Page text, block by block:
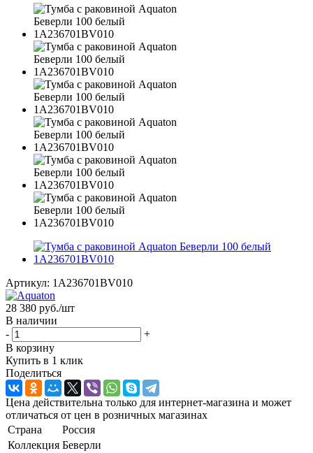
Артикул: 1A236701BV010
28 380 руб./шт
В наличии
-
+
В корзину
Купить в 1 клик
Поделиться
Цена действительна только для интернет-магазина и может
отличаться от цен в розничных магазинах
Страна
Россия
Коллекция Беверли